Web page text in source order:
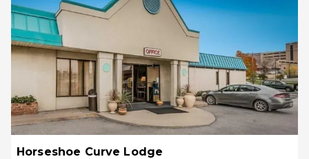
Horseshoe Curve Lodge